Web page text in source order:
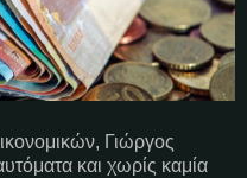
Γιώργος
και χωρίς καμία